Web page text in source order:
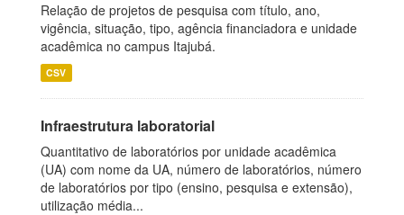
Relação de projetos de pesquisa com título, ano,
vigência, situação, tipo, agência financiadora e unidade
acadêmica no campus Itajubá.
CSV
Infraestrutura laboratorial
Quantitativo de laboratórios por unidade acadêmica
(UA) com nome da UA, número de laboratórios, número
de laboratórios por tipo (ensino, pesquisa e extensão),
utilização média...